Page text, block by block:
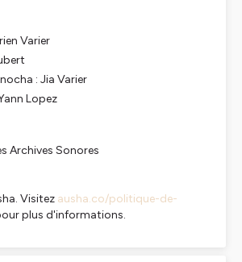
Varier
: Jia Varier
Lopez
Archives Sonores
Visitez ausha.co/politique-de-
plus d'informations.